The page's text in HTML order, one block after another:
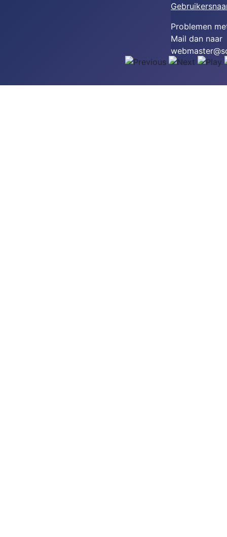
Problemen
Mail dan naar